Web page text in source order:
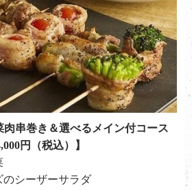
肉串巻き＆選べるメイン付コース
円（税込）】
のシーザーサラダ